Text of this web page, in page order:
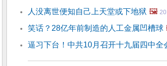
人没离世便知自己上天堂或下地狱 🖼️
笑话？28亿年前制造的人工金属凹槽球
逼习下台！中共10月召开十九届四中全